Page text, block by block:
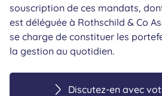
souscription de ces mandats,
est déléguée à Rothschild & Co
se charge de constituer les
la gestion au quotidien.
Discutez-en avec